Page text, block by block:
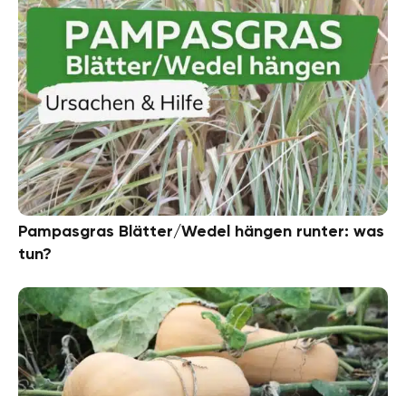
Pampasgras Blätter/Wedel hängen runter: was
tun?